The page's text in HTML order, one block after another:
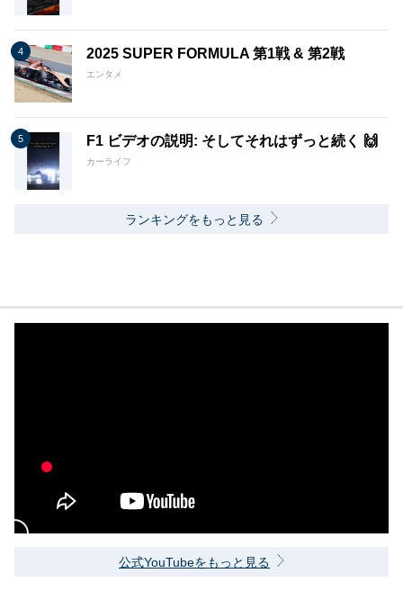
2025 SUPER FORMULA 第1戦 & 第2戦
エンタメ
F1 ビデオの説明: そしてそれはずっと続く 🙌
カーライフ
ランキングをもっと見る
公式YouTubeをもっと見る